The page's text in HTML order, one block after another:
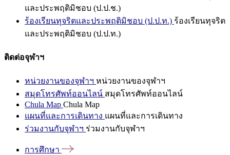
และประพฤติมิชอบ (ป.ป.ช.)
ร้องเรียนทุจริตและประพฤติมิชอบ (ป.ป.ท.) ร้องเรียนทุจริต
และประพฤติมิชอบ (ป.ป.ท.)
ติดต่อจุฬาฯ
หน่วยงานของจุฬาฯ หน่วยงานของจุฬาฯ
สมุดโทรศัพท์ออนไลน์ สมุดโทรศัพท์ออนไลน์
Chula Map Chula Map
แผนที่และการเดินทาง แผนที่และการเดินทาง
ร่วมงานกับจุฬาฯ ร่วมงานกับจุฬาฯ
การศึกษา